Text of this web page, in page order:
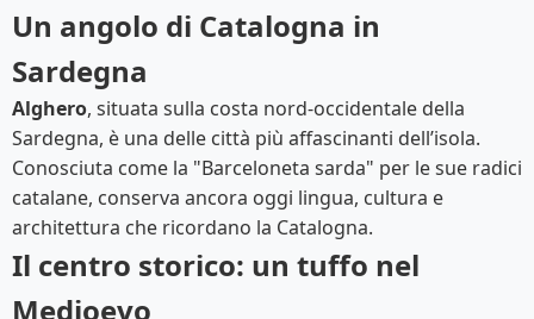
Un angolo di Catalogna in
Sardegna
Alghero, situata sulla costa nord-occidentale della
Sardegna, è una delle città più affascinanti dell’isola.
Conosciuta come la "Barceloneta sarda" per le sue radici
catalane, conserva ancora oggi lingua, cultura e
architettura che ricordano la Catalogna.
Il centro storico: un tuffo nel
Medioevo